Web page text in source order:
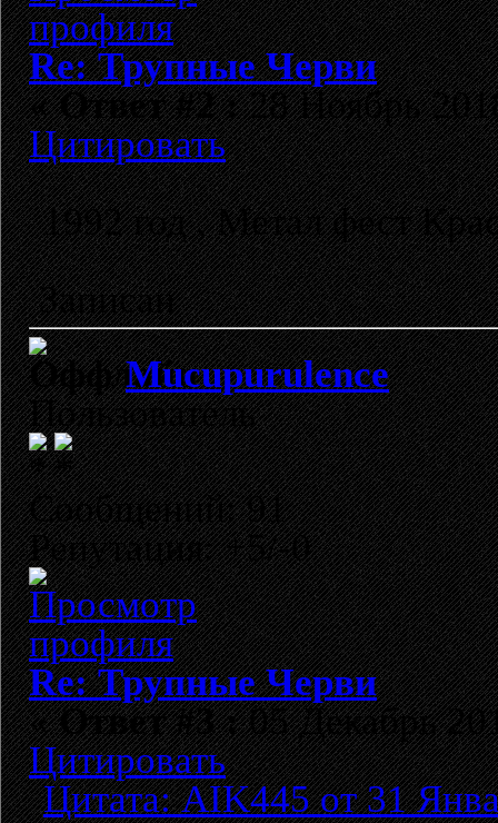
Re: Трупные Черви
«Ответ #2 :28 Ноябрь
Цитировать
1992 год , Метал фест
Записан
Mucupurulence
Пользователь
Сообщений: 91
Репутация: +5/-0
Re: Трупные Черви
«Ответ #3 :05 Декабрь
Цитировать
Цитата: AIK445 от 31